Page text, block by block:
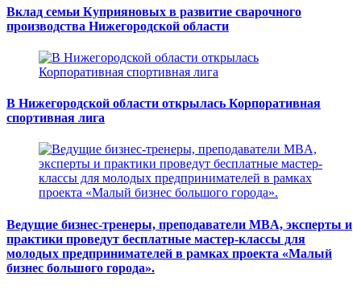
Вклад семьи Куприяновых в развитие сварочного
производства Нижегородской области
В Нижегородской области открылась Корпоративная
спортивная лига
Ведущие бизнес-тренеры, преподаватели MBA, эксперты и
практики проведут бесплатные мастер-классы для
молодых предпринимателей в рамках проекта «Малый
бизнес большого города».